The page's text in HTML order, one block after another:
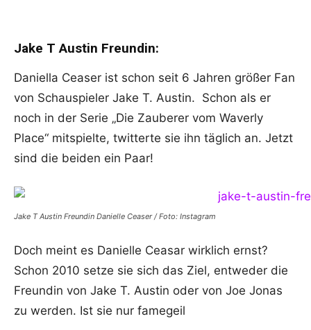
Jake T Austin Freundin:
Daniella Ceaser ist schon seit 6 Jahren größer Fan
von Schauspieler Jake T. Austin. Schon als er
noch in der Serie „Die Zauberer vom Waverly
Place“ mitspielte, twitterte sie ihn täglich an. Jetzt
sind die beiden ein Paar!
Jake T Austin Freundin Danielle Ceaser / Foto: Instagram
Doch meint es Danielle Ceasar wirklich ernst?
Schon 2010 setze sie sich das Ziel, entweder die
Freundin von Jake T. Austin oder von Joe Jonas
zu werden. Ist sie nur famegeil